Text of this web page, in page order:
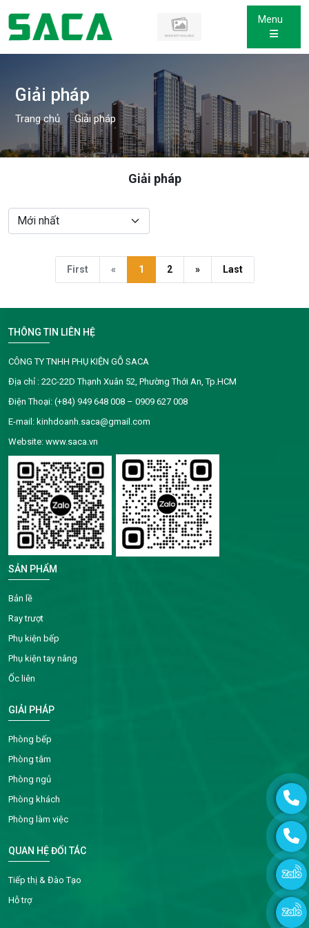
Menu
Giải pháp
Trang chủ Giải pháp
Giải pháp
First « 1 2 » Last
THÔNG TIN LIÊN HỆ
CÔNG TY TNHH PHỤ KIỆN GỖ SACA
Địa chỉ : 22C-22D Thạnh Xuân 52, Phường Thới An, Tp.HCM
Điện Thoại: (+84) 949 648 008 – 0909 627 008
E-mail: kinhdoanh.saca@gmail.com
Website: www.saca.vn
SẢN PHẨM
Bản lề
Ray trượt
Phụ kiện bếp
Phụ kiện tay nâng
Ốc liên
GIẢI PHÁP
Phòng bếp
Phòng tắm
Phòng ngủ
Phòng khách
Phòng làm việc
QUAN HỆ ĐỐI TÁC
Tiếp thị & Đào Tạo
Hỗ trợ